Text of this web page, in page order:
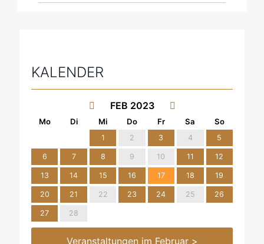
KALENDER
FEB 2023
1 2 3 4 5
6 7 8 9 10 11 12
13 14 15 16 17 18 19
20 21 22 23 24 25 26
27 28
Veranstaltungen im Februar >